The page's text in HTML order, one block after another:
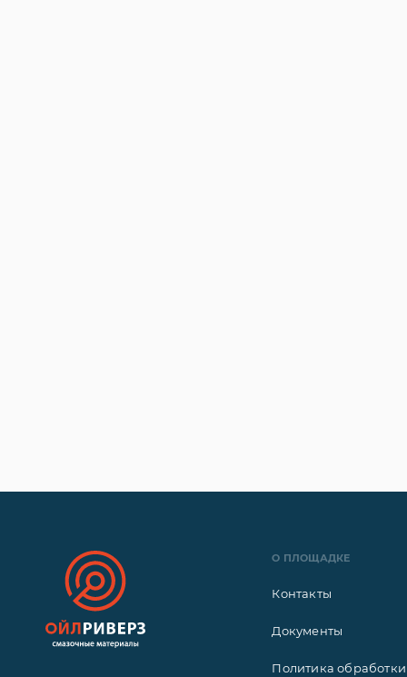
О ПЛОЩАДКЕ
Контакты
Документы
Политика обработки